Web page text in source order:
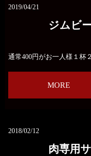
2019/04/21
ジムビ
通常400円がお一人様１杯
MORE
2018/02/12
肉専用